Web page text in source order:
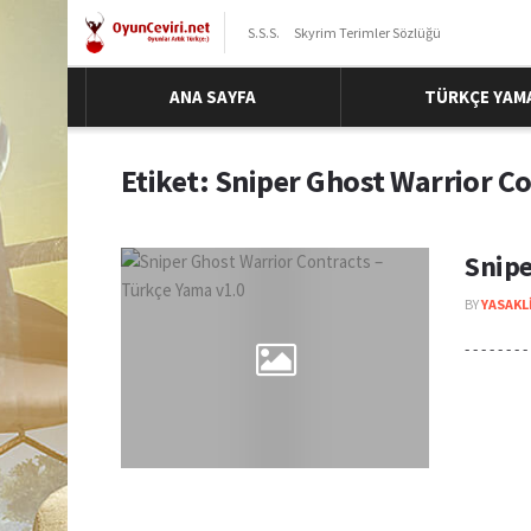
S.S.S. Skyrim Terimler Sözlüğü
ANA SAYFA TÜRKÇE
Etiket: Sniper Ghost Warrior
BY
- - - - - - -